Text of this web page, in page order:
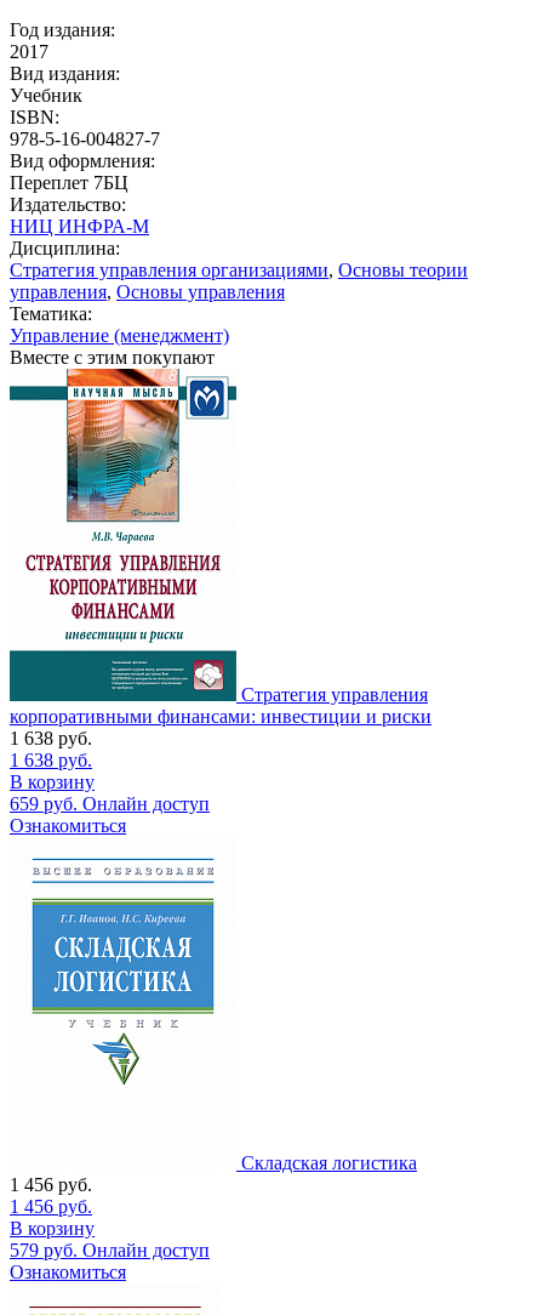
Год издания:
2017
Вид издания:
Учебник
ISBN:
978-5-16-004827-7
Вид оформления:
Переплет 7БЦ
Издательство:
НИЦ ИНФРА-М
Дисциплина:
Стратегия управления организациями, Основы теории
управления, Основы управления
Тематика:
Управление (менеджмент)
Вместе с этим покупают
Стратегия управления
корпоративными финансами: инвестиции и риски
1 638 руб.
1 638 руб.
В корзину
659 руб. Онлайн доступ
Ознакомиться
Складская логистика
1 456 руб.
1 456 руб.
В корзину
579 руб. Онлайн доступ
Ознакомиться